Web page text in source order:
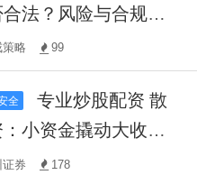
法？风险与合规性
策略 99
全
专业炒股配资 散
小资金撬动大收
与机遇并存
证券 178